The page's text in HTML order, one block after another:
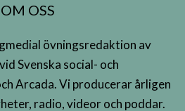
OM OSS
övningsredaktion av
Svenska social- och
Arcada. Vi producerar årligen
radio, videor och poddar.